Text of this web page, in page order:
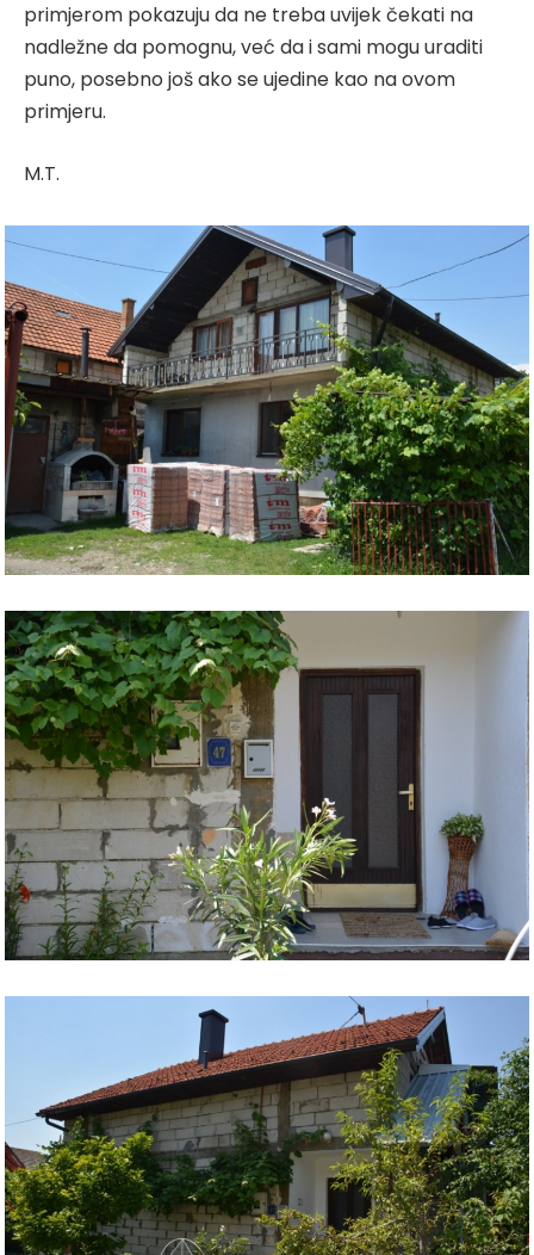
primjerom pokazuju da ne treba uvijek čekati na
nadležne da pomognu, već da i sami mogu uraditi
puno, posebno još ako se ujedine kao na ovom
primjeru.
M.T.